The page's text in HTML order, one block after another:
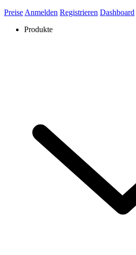
Preise Anmelden Registrieren Dashboard
Produkte